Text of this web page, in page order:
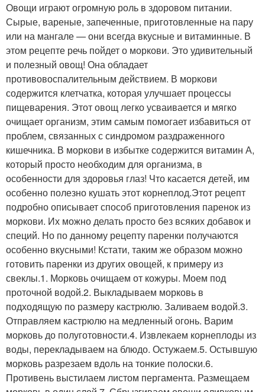
Овощи играют огромную роль в здоровом питании.
Сырые, вареные, запеченные, приготовленные на пару
или на мангале — они всегда вкусные и витаминные. В
этом рецепте речь пойдет о моркови. Это удивительный
и полезный овощ! Она обладает
противовоспалительным действием. В моркови
содержится клетчатка, которая улучшает процессы
пищеварения. Этот овощ легко усваивается и мягко
очищает организм, этим самым помогает избавиться от
проблем, связанных с синдромом раздраженного
кишечника. В моркови в избытке содержится витамин А,
который просто необходим для организма, в
особенности для здоровья глаз! Что касается детей, им
особенно полезно кушать этот корнеплод.Этот рецепт
подробно описывает способ приготовления паренок из
моркови. Их можно делать просто без всяких добавок и
специй. Но по данному рецепту паренки получаются
особенно вкусными! Кстати, таким же образом можно
готовить паренки из других овощей, к примеру из
свеклы.1. Морковь очищаем от кожуры. Моем под
проточной водой.2. Выкладываем морковь в
подходящую по размеру кастрюлю. Заливаем водой.3.
Отправляем кастрюлю на медленный огонь. Варим
морковь до полуготовности.4. Извлекаем корнеплоды из
воды, перекладываем на блюдо. Остужаем.5. Остывшую
морковь разрезаем вдоль на тонкие полоски.6.
Противень выстилаем листом пергамента. Размещаем